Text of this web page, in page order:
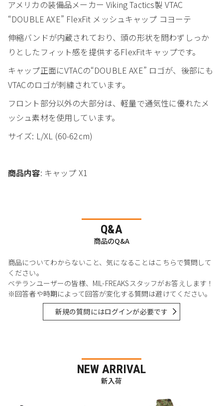
アメリカの装備品メーカー Viking Tactics製 VTAC
“DOUBLE AXE” FlexFit メッシュキャップ コヨーテ
伸縮バンドが内蔵されており、頭の形状を問わずしっか
りとしたフィット感を提供するFlexFitキャップです。
キャップ正面にVTACの“DOUBLE AXE” ロゴが、後部にも
VTACのロゴが刺繍されています。
フロント部分以外の大部分は、軽量で通気性に優れたメ
ッシュ素材を使用しています。
サイズ: L/XL (60-62cm)
商品内容: キャップ X1
Q&A
商品のQ&A
商品についてわからないこと、気になることはこちらで質問して
ください。
ベテランユーザーの皆様、MIL-FREAKSスタッフがお答えします！
※回答者や時期によって回答が変化する質問は避けてください。
新規の質問にはログインが必要です
NEW ARRIVAL
新入荷